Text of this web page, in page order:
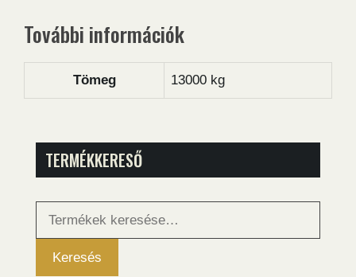
További információk
Tömeg 13000 kg
TERMÉKKERESŐ
következőre:
Keresés